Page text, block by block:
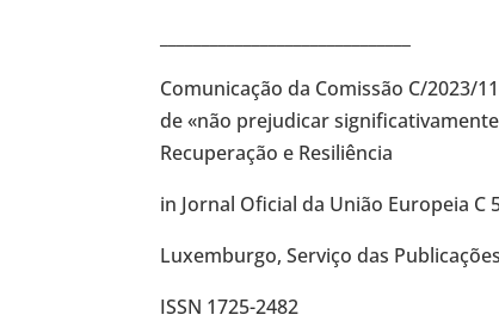
Comunicação da Comissão C/2023/
de «não prejudicar
Recuperação e Resiliência
in Jornal Oficial da União Europeia C
Luxemburgo, Serviço das
ISSN 1725-2482